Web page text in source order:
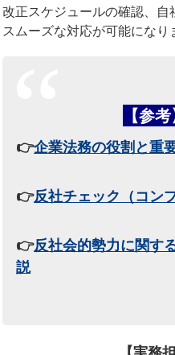
改正スケジュールの確認、
スムーズな対応が可能になり
【参
👉企業法務の役割と重
👉反社チェック（コン
👉反社会的勢力に関す
説